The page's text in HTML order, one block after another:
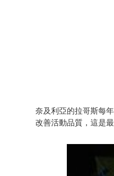
奈及利亞的拉哥斯每
改善活動品質，這是